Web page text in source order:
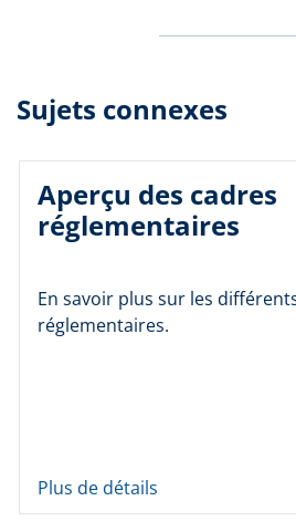
Sujets connexes
Aperçu des cadres
réglementaires
En savoir plus sur les
réglementaires.
Plus de détails